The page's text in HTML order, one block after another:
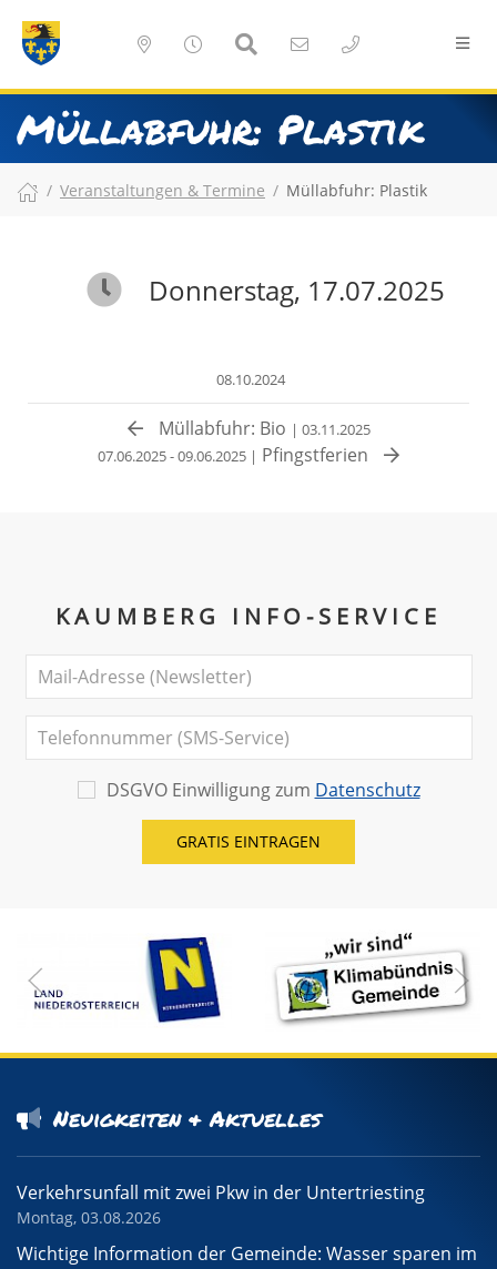
Müllabfuhr: Plastik
Veranstaltungen & Termine Müllabfuhr: Plastik
Donnerstag, 17.07.2025
08.10.2024
Müllabfuhr: Bio | 03.11.2025
07.06.2025 - 09.06.2025 | Pfingstferien
KAUMBERG INFO-SERVICE
DSGVO Einwilligung zum Datenschutz
Neuigkeiten & Aktuelles
Verkehrsunfall mit zwei Pkw in der Untertriesting
Montag, 03.08.2026
Wichtige Information der Gemeinde: Wasser sparen im